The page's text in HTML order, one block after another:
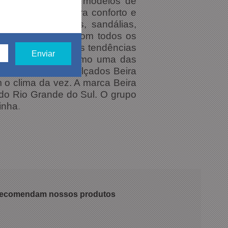
quem procura conforto e
tênis, sapatilhas, sandálias,
combinados com todos os
lança novas tendências
a consagra como uma das
combinar os calçados Beira
clima da vez. A marca Beira
Rio Grande do Sul. O grupo
.
nossos produtos